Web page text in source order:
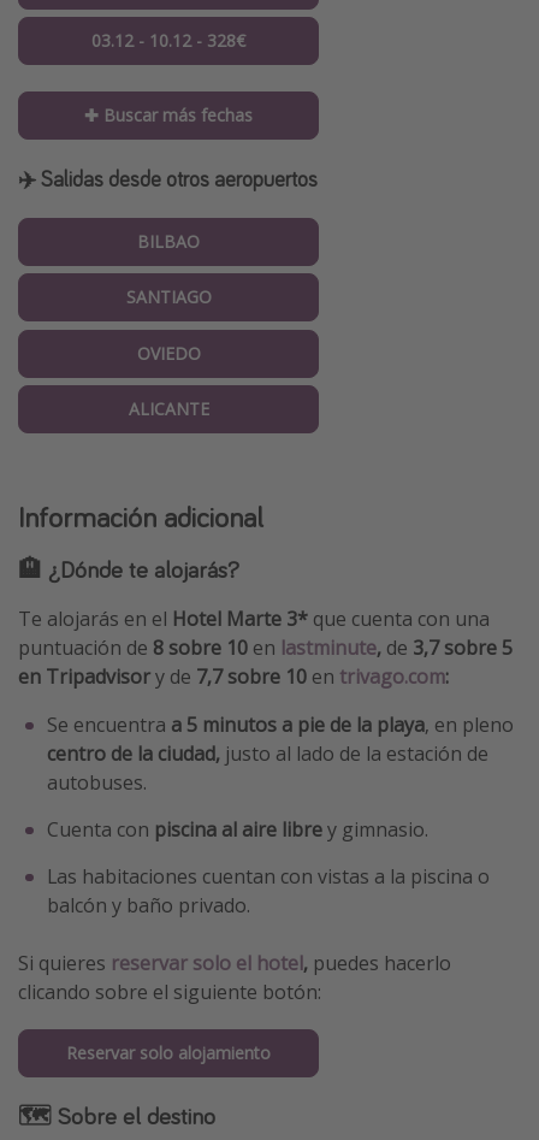
03.12 - 10.12 - 328€
✚ Buscar más fechas
✈️ Salidas desde otros aeropuertos
BILBAO
SANTIAGO
OVIEDO
ALICANTE
Información adicional
🏨 ¿Dónde te alojarás?
Te alojarás en el Hotel Marte 3* que cuenta con una
puntuación de 8 sobre 10 en lastminute, de 3,7 sobre 5
en Tripadvisory de 7,7 sobre 10 en trivago.com:
Se encuentra a 5 minutos a pie de la playa, en pleno
centro de la ciudad, justo al lado de la estación de
autobuses.
Cuenta con piscina al aire librey gimnasio.
Las habitaciones cuentan con vistas a la piscina o
balcón y baño privado.
Si quieres reservar solo el hotel, puedes hacerlo
clicando sobre el siguiente botón:
Reservar solo alojamiento
🗺 Sobre el destino